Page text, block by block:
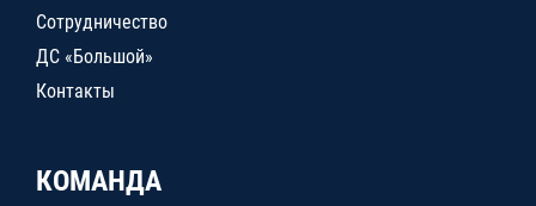
Сотрудничество
ДС «Большой»
Контакты
КОМАНДА